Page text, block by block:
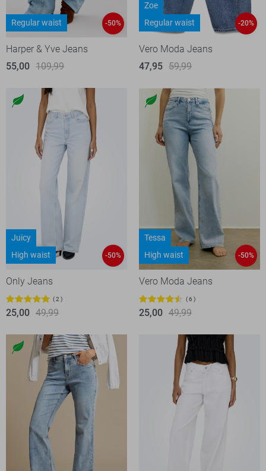
Regular waist -50%
Harper & Yve Jeans
55,00 109,99
Zoe
Regular waist
-20%
Vero Moda Jeans
47,95 59,99
Juicy
High waist
-50%
Only Jeans
2
25,00 49,99
Tessa
High waist
-50%
Vero Moda Jeans
6
25,00 49,99